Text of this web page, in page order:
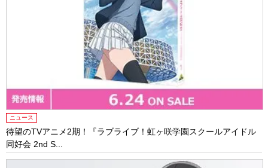
ニュース
待望のTVアニメ2期！『ラブライブ！虹ヶ咲学園スクールアイドル
同好会 2nd S...